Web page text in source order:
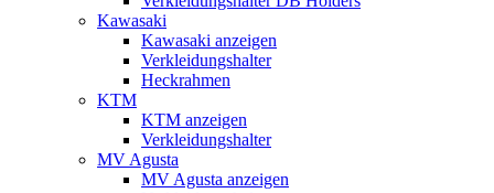
Kawasaki
Kawasaki anzeigen
Verkleidungshalter
Heckrahmen
KTM
KTM anzeigen
Verkleidungshalter
MV Agusta
MV Agusta anzeigen